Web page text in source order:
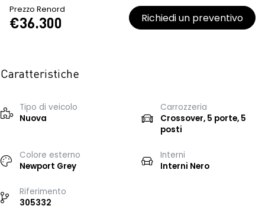
Prezzo Renord
€36.300 Richiedi un preventivo
Caratteristiche
Tipo di veicolo
Nuova
Carrozzeria
Crossover, 5 porte, 5
posti
Colore esterno
Newport Grey
Interni
Interni Nero
Riferimento
305332